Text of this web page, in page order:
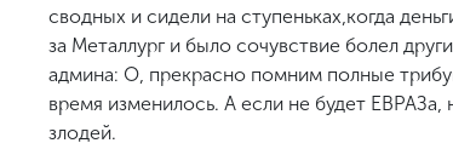
сводных и сидели на ступеньках,когда
за Металлург и было сочувствие болел
админа: О, прекрасно помним полные
время изменилось. А если не будет ЕВРАЗа,
злодей.